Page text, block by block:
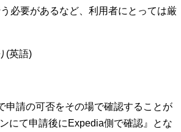
必要があるなど、利用者にとっては厳
(英語)
申請の可否をその場で確認することが
にて申請後にExpedia側で確認』とな